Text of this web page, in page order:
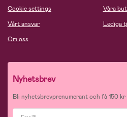
Cookie settings
Vårt ansvar
Om oss
Våra
Lediga
Nyhetsbrev
Bli nyhetsbrevprenumerant och få 150